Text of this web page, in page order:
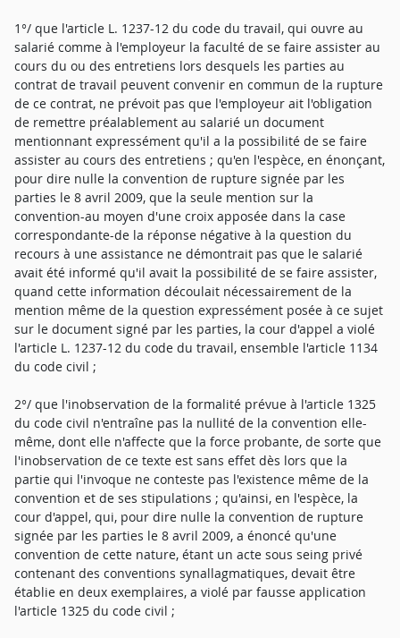
1°/ que l'article L. 1237-12 du code du travail, qui ouvre au
salarié comme à l'employeur la faculté de se faire assister au
cours du ou des entretiens lors desquels les parties au
contrat de travail peuvent convenir en commun de la rupture
de ce contrat, ne prévoit pas que l'employeur ait l'obligation
de remettre préalablement au salarié un document
mentionnant expressément qu'il a la possibilité de se faire
assister au cours des entretiens ; qu'en l'espèce, en énonçant,
pour dire nulle la convention de rupture signée par les
parties le 8 avril 2009, que la seule mention sur la
convention-au moyen d'une croix apposée dans la case
correspondante-de la réponse négative à la question du
recours à une assistance ne démontrait pas que le salarié
avait été informé qu'il avait la possibilité de se faire assister,
quand cette information découlait nécessairement de la
mention même de la question expressément posée à ce sujet
sur le document signé par les parties, la cour d'appel a violé
l'article L. 1237-12 du code du travail, ensemble l'article 1134
du code civil ;
2°/ que l'inobservation de la formalité prévue à l'article 1325
du code civil n'entraîne pas la nullité de la convention elle-
même, dont elle n'affecte que la force probante, de sorte que
l'inobservation de ce texte est sans effet dès lors que la
partie qui l'invoque ne conteste pas l'existence même de la
convention et de ses stipulations ; qu'ainsi, en l'espèce, la
cour d'appel, qui, pour dire nulle la convention de rupture
signée par les parties le 8 avril 2009, a énoncé qu'une
convention de cette nature, étant un acte sous seing privé
contenant des conventions synallagmatiques, devait être
établie en deux exemplaires, a violé par fausse application
l'article 1325 du code civil ;